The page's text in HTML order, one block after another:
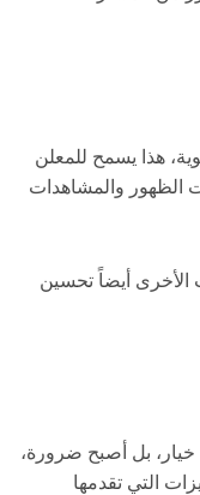
هذا يسمح للمعلن
الظهور والمشاهدات
الأخرى أيضاً تحسين
2025 ليس مجرد خيار، بل أصبح ضرورة،
التي تقدمها